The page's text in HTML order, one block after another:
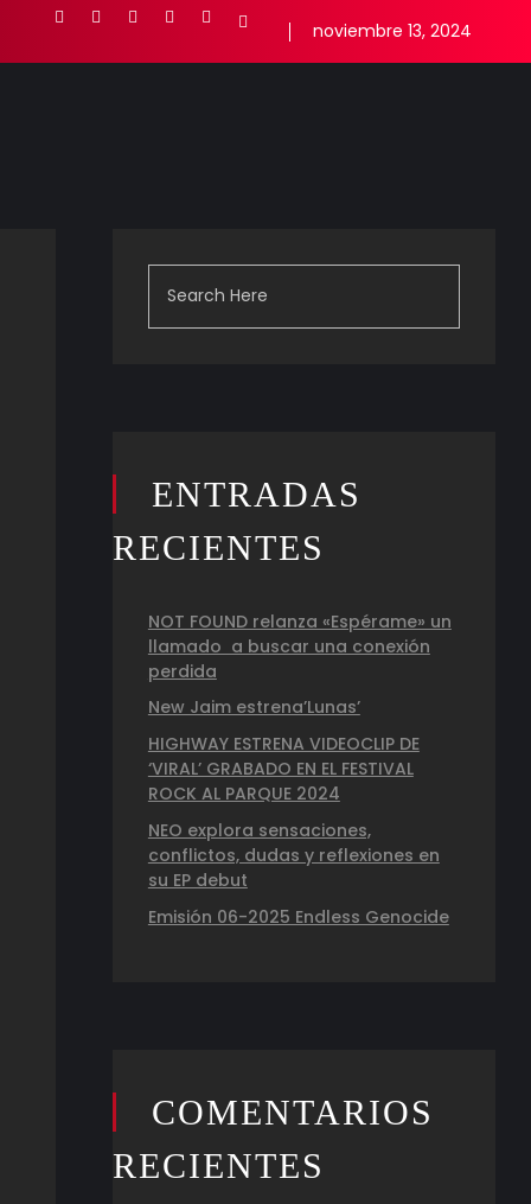
noviembre 13, 2024
ENTRADAS
RECIENTES
NOT FOUND relanza «Espérame» un
llamado a buscar una conexión
perdida
New Jaim estrena’Lunas’
HIGHWAY ESTRENA VIDEOCLIP DE
‘VIRAL’ GRABADO EN EL FESTIVAL
ROCK AL PARQUE 2024
NEO explora sensaciones,
conflictos, dudas y reflexiones en
su EP debut
Emisión 06-2025 Endless Genocide
COMENTARIOS
RECIENTES